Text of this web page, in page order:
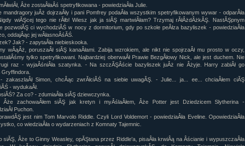
Âże zostaÂłaÂś spetryfikowana - powiedziaÂła Julie.
mandragory juÂż dojrzaÂły i pani Pomfrey podaÂła wszystkim spetryfikowanym wywar - odparÂła
wiĂŞcej tego nie rĂłb! Wiesz jak ja siĂŞ martwiÂłam? Trzymaj rĂłÂżdÂżkĂŞ. NastĂŞpnym
pozwolĂŞ ci wychodziĂŚ w nocy z dormitorium, gdy po szkole peÂłza bazyliszek - powiedziaÂła
oddajÂąc jej wÂłasnoÂśĂŚ.
Jak? - zapytaÂła niebieskooka.
wÂąÂż, poruszaÂł siĂŞ kanaÂłami. Zabija wzrokiem, ale nikt nie spojrzaÂł mu prosto w oczy,
tylko spetryfikowani. Najbardziej oberwaÂł Prawie BezgÂłowy Nick, ale jest duchem. Nie
raz - wyjaÂśniÂła szatynka. - Na szczĂŞÂście bazyliszek juÂż nie Âżyje. Harry zabiÂł go
zakaszlaÂł Simon, chcÂąc zwrĂłciĂŚ na siebie uwagĂŞ. - Julie... ja... ee... chciaÂłem ciĂŞ
- wydukaÂł.
Za co? - zdumiaÂła siĂŞ dziewczynka.
zachowaÂłem siĂŞ jak kretyn i myÂślaÂłem, Âże Potter jest Dziedzicem Slytherina -
Puchon.
jest nim Tom Marvolo Riddle. Czyli Lord Voldemort - powiedziaÂła Eveline. OpowiedziaÂła
co wiedziaÂła o wydarzeniach z Komnaty Tajemnic.
siĂŞ, Âże to Ginny Weasley, opĂŞtana przez Riddle'a, pisaÂła krwiÂą na Âścianie i wypuszczaÂła